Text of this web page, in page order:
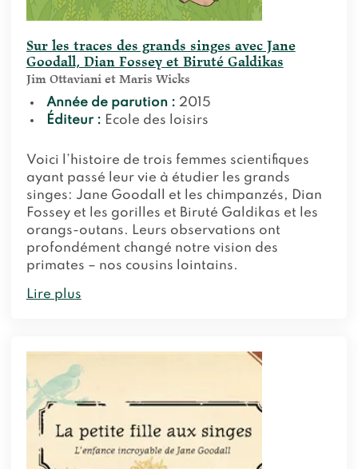
Sur les traces des grands singes avec Jane
Goodall, Dian Fossey et Biruté Galdikas
Jim Ottaviani et Maris Wicks
Année de parution : 2015
Éditeur : Ecole des loisirs
Voici l’histoire de trois femmes scientifiques
ayant passé leur vie à étudier les grands
singes: Jane Goodall et les chimpanzés, Dian
Fossey et les gorilles et Biruté Galdikas et les
orangs-outans. Leurs observations ont
profondément changé notre vision des
primates – nos cousins lointains.
Lire plus